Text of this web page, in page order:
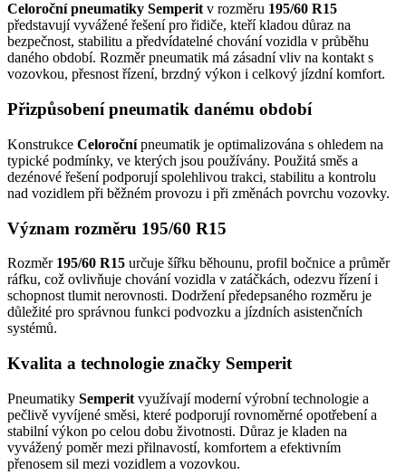
Celoroční pneumatiky Semperitv rozměru 195/60 R15
představují vyvážené řešení pro řidiče, kteří kladou důraz na
bezpečnost, stabilitu a předvídatelné chování vozidla v průběhu
daného období. Rozměr pneumatik má zásadní vliv na kontakt s
vozovkou, přesnost řízení, brzdný výkon i celkový jízdní komfort.
Přizpůsobení pneumatik danému období
Konstrukce Celoročnípneumatik je optimalizována s ohledem na
typické podmínky, ve kterých jsou používány. Použitá směs a
dezénové řešení podporují spolehlivou trakci, stabilitu a kontrolu
nad vozidlem při běžném provozu i při změnách povrchu vozovky.
Význam rozměru 195/60 R15
Rozměr 195/60 R15 určuje šířku běhounu, profil bočnice a průměr
ráfku, což ovlivňuje chování vozidla v zatáčkách, odezvu řízení i
schopnost tlumit nerovnosti. Dodržení předepsaného rozměru je
důležité pro správnou funkci podvozku a jízdních asistenčních
systémů.
Kvalita a technologie značky Semperit
Pneumatiky Semperit využívají moderní výrobní technologie a
pečlivě vyvíjené směsi, které podporují rovnoměrné opotřebení a
stabilní výkon po celou dobu životnosti. Důraz je kladen na
vyvážený poměr mezi přilnavostí, komfortem a efektivním
přenosem sil mezi vozidlem a vozovkou.